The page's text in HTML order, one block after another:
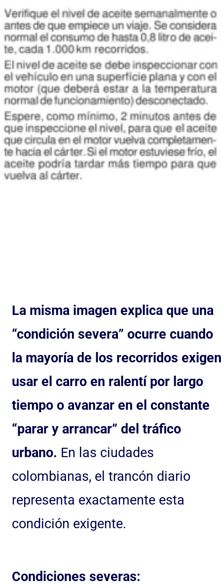
La misma imagen explica que una
“condición severa” ocurre cuando
la mayoría de los recorridos exigen
usar el carro en ralentí por largo
tiempo o avanzar en el constante
“parar y arrancar” del tráfico
urbano. En las ciudades
colombianas, el trancón diario
representa exactamente esta
condición exigente.
Condiciones severas: